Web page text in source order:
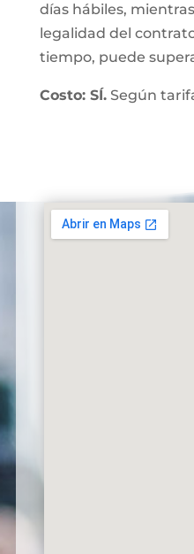
días hábiles,
legalidad del
tiempo, puede
Costo: SÍ.Según